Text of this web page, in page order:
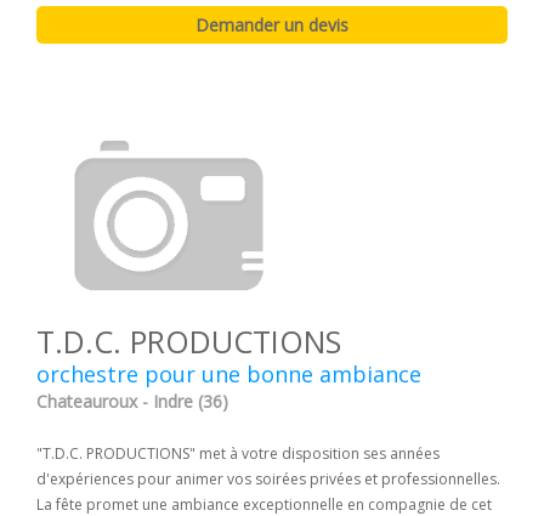
T.D.C. PRODUCTIONS
orchestre pour une bonne ambiance
Chateauroux - Indre (36)
"T.D.C. PRODUCTIONS" met à votre disposition ses années
d'expériences pour animer vos soirées privées et professionnelles.
La fête promet une ambiance exceptionnelle en compagnie de cet